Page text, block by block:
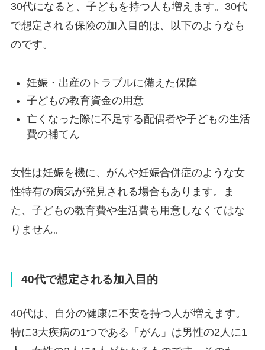
30代になると、子どもを持つ人も増えます。30代
で想定される保険の加入目的は、以下のようなも
のです。
妊娠・出産のトラブルに備えた保障
子どもの教育資金の用意
亡くなった際に不足する配偶者や子どもの生活
費の補てん
女性は妊娠を機に、がんや妊娠合併症のような女
性特有の病気が発見される場合もあります。ま
た、子どもの教育費や生活費も用意しなくてはな
りません。
40代で想定される加入目的
40代は、自分の健康に不安を持つ人が増えます。
特に3大疾病の1つである「がん」は男性の2人に1